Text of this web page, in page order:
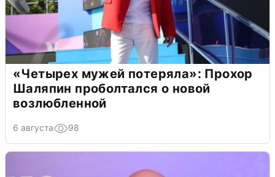
«Четырех мужей потеряла»: Прохор
Шаляпин проболтался о новой
возлюбленной
6 августа 98